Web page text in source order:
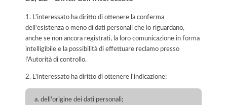
1. L'interessato ha diritto di ottenere la conferma
dell'esistenza o meno di dati personali che lo riguardano,
anche se non ancora registrati, la loro comunicazione in forma
intelligibile e la possibilità di effettuare reclamo presso
l’Autorità di controllo.
2. L'interessato ha diritto di ottenere l'indicazione:
dell'origine dei dati personali;